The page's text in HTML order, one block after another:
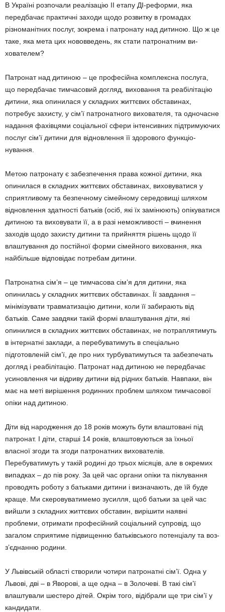
В Україні розпочали реалізацію ІІ етапу ДІ-реформи, яка
передба­чає практичні заходи щодо розвит­ку в громадах
різноманітних послуг, зокрема і патронату над дитиною. Що ж це
таке, яка мета цих ново­введень, як стати патронатним ви­
хователем?
Патронат над дитиною – це про­фесійна комплексна послуга,
що передбачає тимчасовий догляд, виховання та реабілітацію
дитини, яка опинилася у складних життє­вих обставинах,
потребує захисту, у сім’ї патронатного вихователя, та одночасне
надання фахівцями соціальної сфери інтенсивних під­тримуючих
послуг сім’ї дитини для відновлення її здорового функціо­
нування.
Метою патронату є забезпечення права кожної дитини, яка
опинила­ся в складних життєвих обстави­нах, виховуватися у
сприятливому та безпечному сімейному середо­вищі шляхом
відновлення здатнос­ті батьків (осіб, які їх замінюють) опікуватися
дитиною та виховувати її, а в разі неможливості – вчинення
заходів щодо захисту дитини та прийняття рішень щодо її
влашту­вання до постійної форми сімей­ного виховання, яка
найбільше відповідає потребам дитини.
Патронатна сім’я – це тимчасова сім’я для дитини, яка
опинилась у складних життєвих обставинах. Її завдання –
мінімізувати травмати­зацію дитини, коли її забирають від
батьків. Саме завдяки такій формі влаштування діти, які
опинилися в складних життєвих обставинах, не потраплятимуть
в інтернатні заклади, а перебувати­муть в спеціально
підготовленій сім’ї, де про них турбуватимуться та забезпечать
догляд і реабіліта­цію. Патронат над дитиною не пе­редбачає
усиновлення чи відриву дитини від рідних батьків. Навпаки, він
має на меті вирішення родин­них проблем шляхом тимчасової
опіки над дитиною.
Діти від народження до 18 років можуть бути влаштовані під
патро­нат. І діти, старші 14 років, влаш­товуються за їхньої
власної згоди та згоди патронатних вихователів.
Перебуватимуть у такій родині до трьох місяців, але в окремих
ви­падках – до пів року. За цей час органи опіки та піклування
прово­дять роботу з батьками дитини і визначають, де їй буде
краще. Ми скеровуватимемо зусилля, щоб батьки за цей час
вийшли з склад­них життєвих обставин, вирішити наявні
проблеми, отримати профе­сійний соціальний супровід, що
загалом сприятиме підвищенню батьківського потенціалу та воз­
з’єднанню родини.
У Львівській області створили чотири патронатні сім’ї. Одна у
Львові, дві – в Яворові, а ще одна – в Золочеві. В такі сім’ї
влашту­вали шестеро дітей. Окрім того, відібрали ще три сім’ї у
канди­дати.